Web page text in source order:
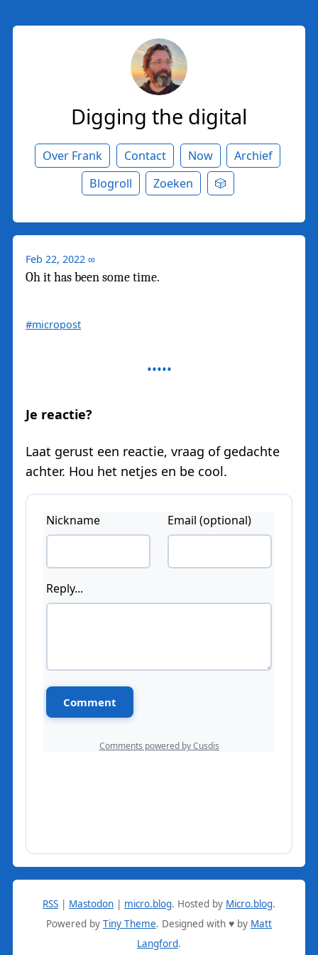
Digging the digital
Over Frank Contact Now
Archief
Blogroll
Zoeken 🎲
Feb 22, 2022 ∞
Oh it has been some time.
#micropost
Je reactie?
Laat gerust een reactie, vraag of gedachte
achter. Hou het netjes en be cool.
RSS | Mastodon | micro.blog. Hosted by Micro.blog.
Powered by Tiny Theme. Designed with ♥ by Matt
Langford.